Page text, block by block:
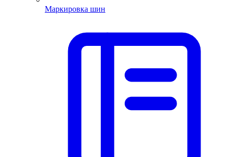
Маркировка шин